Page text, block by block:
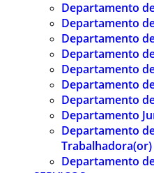
Departamento
Departamento
Departamento
Departamento
Departamento
Departamento
Departamento
Departamento
Departamento
Trabalhadora(or)
Departamento